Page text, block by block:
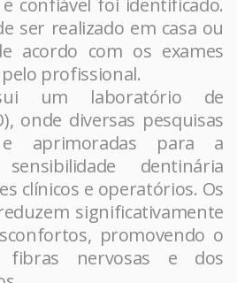
confiável foi identificado.
ser realizado em casa ou
acordo com os exames
profissional.
um laboratório de
onde diversas pesquisas
aprimoradas para a
dentinária
clínicos e operatórios. Os
significativamente
promovendo o
fibras nervosas e dos